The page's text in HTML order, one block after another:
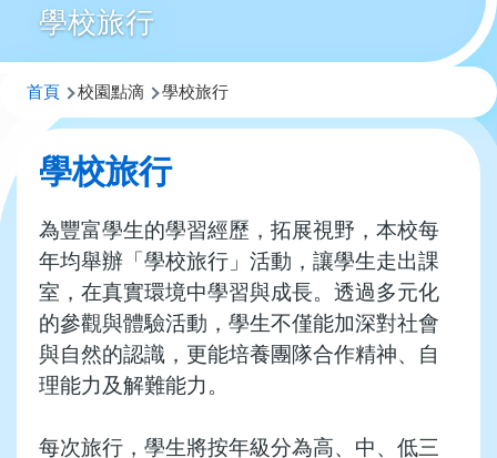
學校旅行
導
連
首頁 校園點滴 學校旅行
學校旅行
為豐富學生的學習經歷，拓展視野，本校每
年均舉辦「學校旅行」活動，讓學生走出課
室，在真實環境中學習與成長。透過多元化
的參觀與體驗活動，學生不僅能加深對社會
與自然的認識，更能培養團隊合作精神、自
理能力及解難能力。
每次旅行，學生將按年級分為高、中、低三